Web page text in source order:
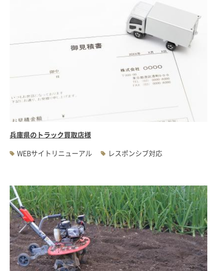
兵庫県のトラック買取店様
WEBサイトリニューアル
レスポンシブ対応